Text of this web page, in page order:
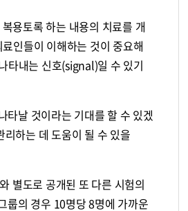
용토록 하는 내용의 치료를 개
인들이 이해하는 것이 중요해
타내는 신호(signal)일 수 있기
타날 것이라는 기대를 할 수 있겠
하는 데 도움이 될 수 있을
별도로 공개된 또 다른 시험의
룹의 경우 10명당 8명에 가까운